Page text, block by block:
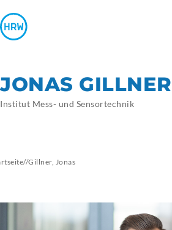
JONAS GILLNER
Institut Mess- und Sensortechnik
//Gillner, Jonas